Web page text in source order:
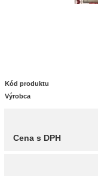
Kód produktu
Výrobca
Cena s DPH